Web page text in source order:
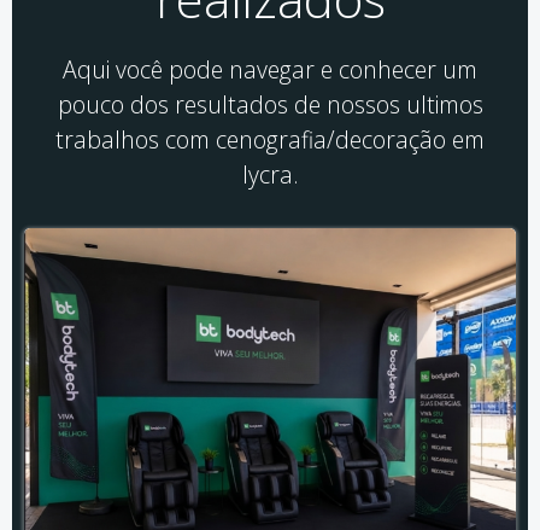
Aqui você pode navegar e conhecer um
pouco dos resultados de nossos ultimos
trabalhos com cenografia/decoração em
lycra.